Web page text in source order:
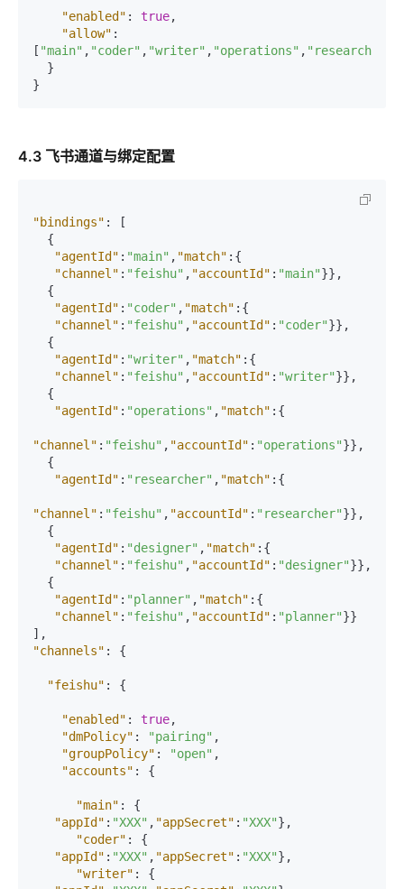
"enabled" : true,
"allow" :
[ "main" , "coder" , "writer" , "operations" , "researcher"
}
}
4.3 飞书通道与绑定配置
"bindings" :
[
{
"agentId" : "main" , "match" : {
"channel" : "feishu" , "accountId" : "main"}} ,
{
"agentId" : "coder" , "match" : {
"channel" : "feishu" , "accountId" : "coder"}} ,
{
"agentId" : "writer" , "match" : {
"channel" : "feishu" , "accountId" : "writer"}} ,
{
"agentId" : "operations" , "match" : {
"channel" : "feishu" , "accountId" : "operations"}} ,
{
"agentId" : "researcher" , "match" : {
"channel" : "feishu" , "accountId" : "researcher"}} ,
{
"agentId" : "designer" , "match" : {
"channel" : "feishu" , "accountId" : "designer"}} ,
{
"agentId" : "planner" , "match" : {
"channel" : "feishu" , "accountId" : "planner"}}
] ,
"channels" : {
"feishu" : {
"enabled" : true,
"dmPolicy" : "pairing" ,
"groupPolicy" : "open" ,
"accounts" : {
"main" :
{
"appId" : "XXX" , "appSecret" : "XXX"} ,
"coder" :
{
"appId" : "XXX" , "appSecret" : "XXX"} ,
"writer" :
{